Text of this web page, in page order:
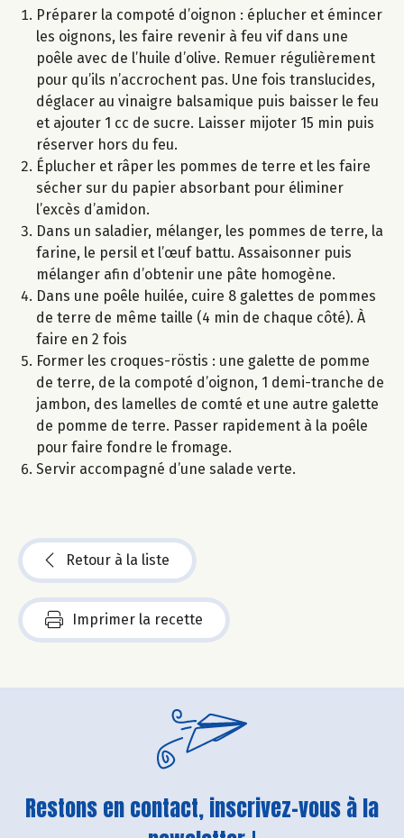
Préparer la compoté d’oignon : éplucher et émincer
les oignons, les faire revenir à feu vif dans une
poêle avec de l’huile d’olive. Remuer régulièrement
pour qu’ils n’accrochent pas. Une fois translucides,
déglacer au vinaigre balsamique puis baisser le feu
et ajouter 1 cc de sucre. Laisser mijoter 15 min puis
réserver hors du feu.
Éplucher et râper les pommes de terre et les faire
sécher sur du papier absorbant pour éliminer
l’excès d’amidon.
Dans un saladier, mélanger, les pommes de terre, la
farine, le persil et l’œuf battu. Assaisonner puis
mélanger afin d’obtenir une pâte homogène.
Dans une poêle huilée, cuire 8 galettes de pommes
de terre de même taille (4 min de chaque côté). À
faire en 2 fois
Former les croques-röstis : une galette de pomme
de terre, de la compoté d’oignon, 1 demi-tranche de
jambon, des lamelles de comté et une autre galette
de pomme de terre. Passer rapidement à la poêle
pour faire fondre le fromage.
Servir accompagné d’une salade verte.
Retour à la liste
Imprimer la recette
Restons en contact, inscrivez-vous à la